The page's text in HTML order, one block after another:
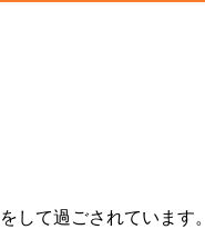
して過ごされています。